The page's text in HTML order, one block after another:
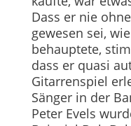
Dass er nie
gewesen sei,
behauptete,
dass er quasi
Gitarrenspiel
Sänger in der
Peter Evels